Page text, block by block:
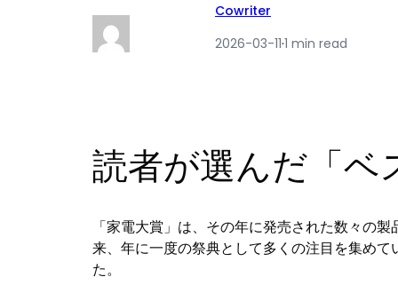
Cowriter
2026-03-11·1 min read
読者が選んだ「ベ
「家電大賞」は、その年に発売された数々の
来、年に一度の祭典として多くの注目を集めて
た。